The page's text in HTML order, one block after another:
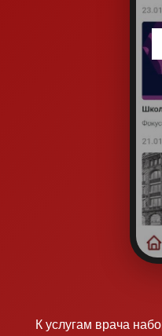
К услугам врача